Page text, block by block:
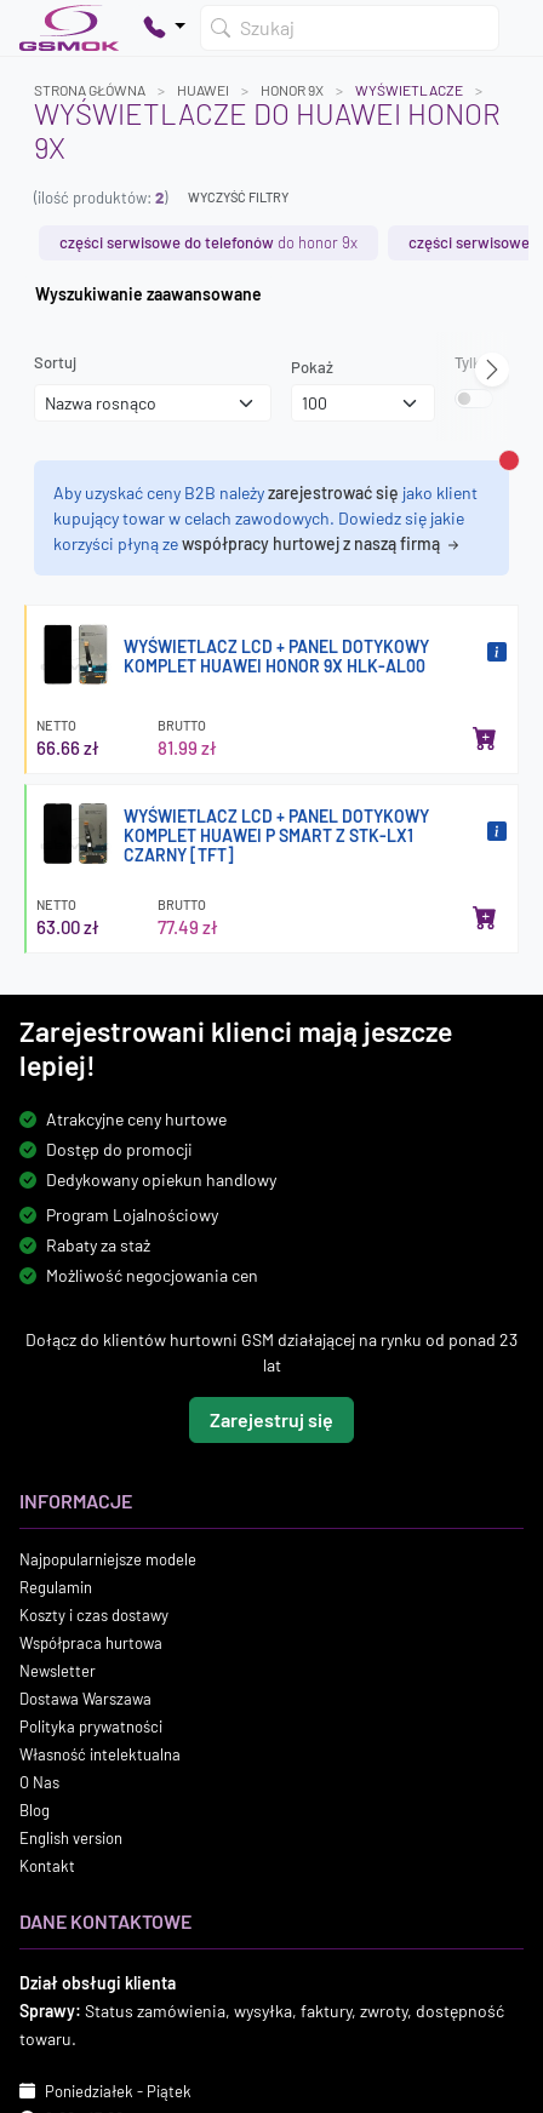
Szukaj
Dodaj produkty, aby kontynuować.
STRONA GŁÓWNA HUAWEI HONOR 9X WYŚWIETLACZE
WYŚWIETLACZE DO HUAWEI HONOR
9X
(ilość produktów: 2) WYCZYŚĆ FILTRY
części serwisowe do telefonów do honor 9x części serwisowe
Wyszukiwanie zaawansowane
Sortuj Pokaż Tylko
Aby uzyskać ceny B2B należyzarejestrować się jako klient
kupujący towar w celach zawodowych. Dowiedz się jakie
korzyści płyną zewspółpracy hurtowej z naszą firmą
WYŚWIETLACZ LCD + PANEL DOTYKOWY
KOMPLET HUAWEI HONOR 9X HLK-AL00
NETTO
66.66 zł
BRUTTO
81.99 zł
WYŚWIETLACZ LCD + PANEL DOTYKOWY
KOMPLET HUAWEI P SMART Z STK-LX1
CZARNY [TFT]
NETTO
63.00 zł
BRUTTO
77.49 zł
Zarejestrowani klienci mają jeszcze
lepiej!
Atrakcyjne ceny hurtowe
Dostęp do promocji
Dedykowany opiekun handlowy
Program Lojalnościowy
Rabaty za staż
Możliwość negocjowania cen
Dołącz do klientów hurtowni GSM działającej na rynku od ponad 23
lat
Zarejestruj się
INFORMACJE
Najpopularniejsze modele
Regulamin
Koszty i czas dostawy
Współpraca hurtowa
Newsletter
Dostawa Warszawa
Polityka prywatności
Własność intelektualna
O Nas
Blog
English version
Kontakt
DANE KONTAKTOWE
Dział obsługi klienta
Sprawy: Status zamówienia, wysyłka, faktury, zwroty, dostępność
towaru.
Poniedziałek - Piątek